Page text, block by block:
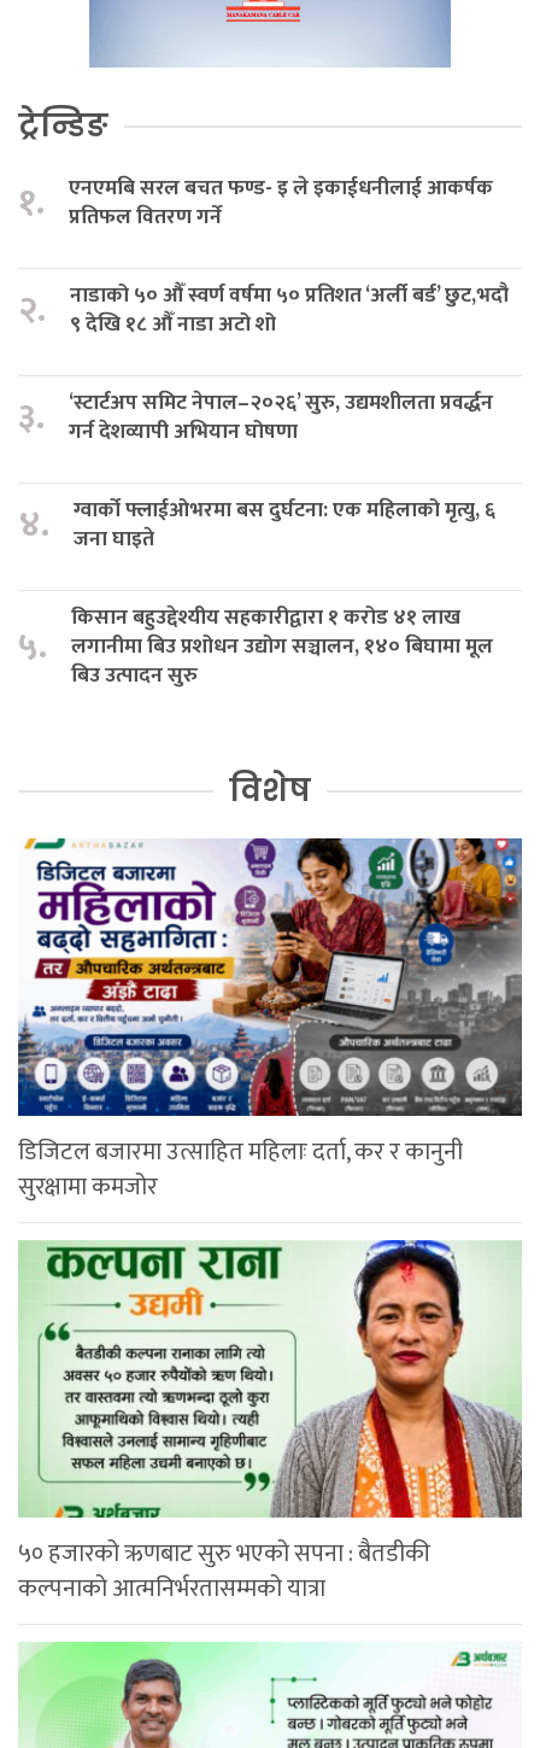
ट्रेन्डिङ
१.
एनएमबि सरल बचत फण्ड- इ ले इकाईधनीलाई आकर्षक
प्रतिफल वितरण गर्ने
२.
नाडाको ५० औँ स्वर्ण वर्षमा ५० प्रतिशत ‘अर्ली बर्ड’ छुट,भदौ
९ देखि १८ औँ नाडा अटो शो
३.
‘स्टार्टअप समिट नेपाल–२०२६’ सुरु, उद्यमशीलता प्रवर्द्धन
गर्न देशव्यापी अभियान घोषणा
४.
ग्वार्को फ्लाईओभरमा बस दुर्घटना: एक महिलाको मृत्यु, ६
जना घाइते
५.
किसान बहुउद्देश्यीय सहकारीद्वारा १ करोड ४१ लाख
लगानीमा बिउ प्रशोधन उद्योग सञ्चालन, १४० बिघामा मूल
बिउ उत्पादन सुरु
विशेष
डिजिटल बजारमा उत्साहित महिलाः दर्ता, कर र कानुनी
सुरक्षामा कमजोर
५० हजारको ऋणबाट सुरु भएको सपना : बैतडीकी
कल्पनाको आत्मनिर्भरतासम्मको यात्रा